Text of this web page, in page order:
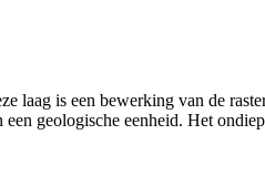
laag is een bewerking van de
geologische eenheid. Het